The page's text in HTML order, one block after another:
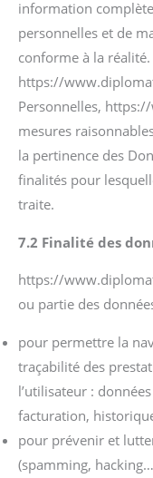
information
personnelles et de
conforme à la
https://
Personnelles,
mesures
la pertinence des
finalités pour
traite.
7.2 Finalité des
https://
ou partie des
pour permettre la
traçabilité des
l’utilisateur :
facturation,
pour prévenir et
(spamming,